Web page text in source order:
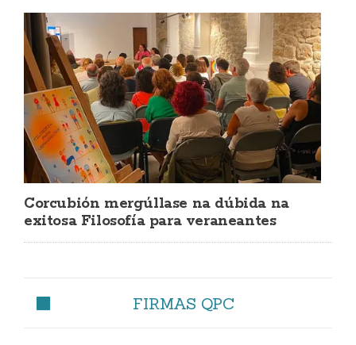
Corcubión mergúllase na dúbida na
exitosa Filosofía para veraneantes
FIRMAS QPC